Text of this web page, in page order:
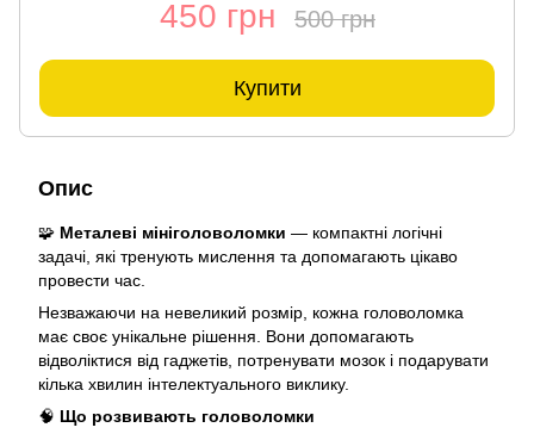
450 грн 500 грн
Купити
Опис
🧩 Металеві мініголоволомки — компактні логічні
задачі, які тренують мислення та допомагають цікаво
провести час.
Незважаючи на невеликий розмір, кожна головоломка
має своє унікальне рішення. Вони допомагають
відволіктися від гаджетів, потренувати мозок і подарувати
кілька хвилин інтелектуального виклику.
🧠 Що розвивають головоломки